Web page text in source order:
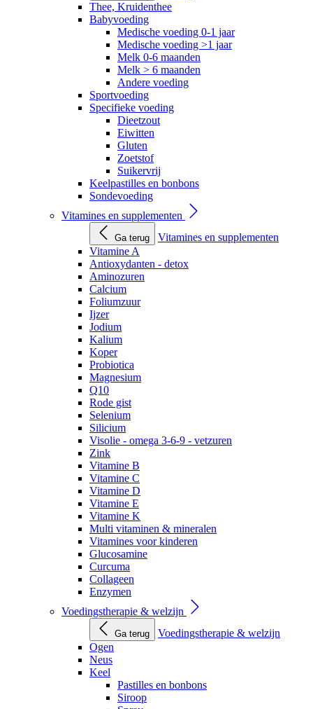
Thee, Kruidenthee
Babyvoeding
Medische voeding 0-1 jaar
Medische voeding >1 jaar
Melk 0-6 maanden
Melk > 6 maanden
Andere voeding
Sportvoeding
Specifieke voeding
Dieetzout
Eiwitten
Gluten
Zoetstof
Suikervrij
Keelpastilles en bonbons
Sondevoeding
Vitamines en supplementen
Ga terug
Vitamines en supplementen
Vitamine A
Antioxydanten - detox
Aminozuren
Calcium
Foliumzuur
Ijzer
Jodium
Kalium
Koper
Probiotica
Magnesium
Q10
Rode gist
Selenium
Silicium
Visolie - omega 3-6-9 - vetzuren
Zink
Vitamine B
Vitamine C
Vitamine D
Vitamine E
Vitamine K
Multi vitaminen & mineralen
Vitamines voor kinderen
Glucosamine
Curcuma
Collageen
Enzymen
Voedingstherapie & welzijn
Ga terug
Voedingstherapie & welzijn
Ogen
Neus
Keel
Pastilles en bonbons
Siroop